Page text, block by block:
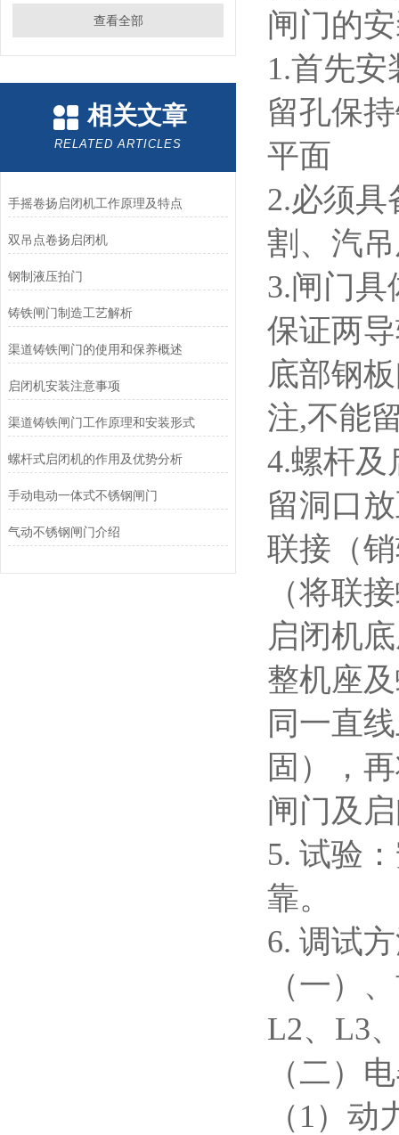
查看全部
相关文章
RELATED ARTICLES
手摇卷扬启闭机工作原理及特点
双吊点卷扬启闭机
钢制液压拍门
铸铁闸门制造工艺解析
渠道铸铁闸门的使用和保养概述
启闭机安装注意事项
渠道铸铁闸门工作原理和安装形式
螺杆式启闭机的作用及优势分析
手动电动一体式不锈钢闸门
气动不锈钢闸门介绍
闸门的
1.首先
留孔保
平面
2.必须
割、汽
3.闸门
保证两
底部钢
注,不能
4.螺杆及
留洞口
联接（
（将联
启闭机
整机座
同一直
固），
闸门及
5. 试验
靠。
6. 调试
（一）
L2、L3
（二）
（1）